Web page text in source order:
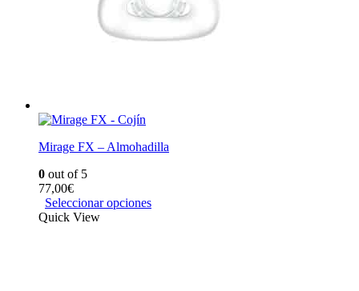
Mirage FX – Almohadilla
0 out of 5
77,00€
Seleccionar opciones
Quick View